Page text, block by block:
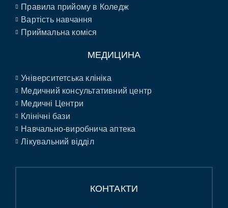
Правила прийому в Коледж
Вартість навчання
Приймальна коміся
МЕДИЦИНА
Університетська клініка
Медичний консультативний центр
Медичні Центри
Клінічні бази
Навчально-виробнича аптека
Лікувальний відділ
КОНТАКТИ